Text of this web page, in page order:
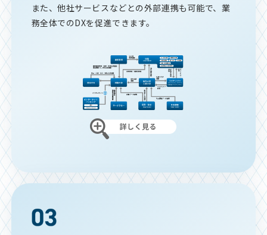
また、他社サービスなどとの外部連携も可能で、業
務全体でのDXを促進できます。